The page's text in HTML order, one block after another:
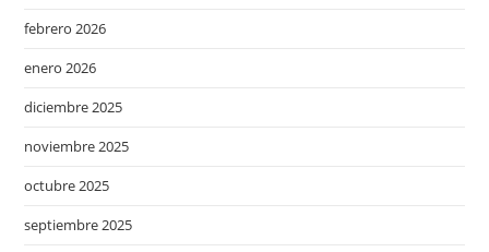
febrero 2026
enero 2026
diciembre 2025
noviembre 2025
octubre 2025
septiembre 2025